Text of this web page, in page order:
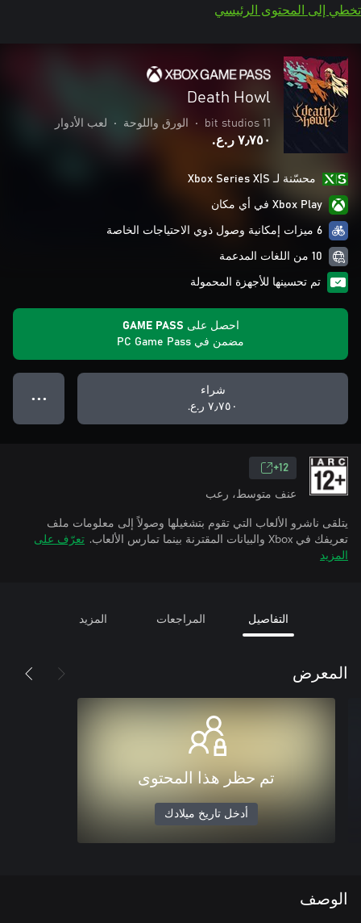
تخطي إلى المحتوى الرئيسي
Death Howl
11 bit studios
• الورق واللوحة • لعب الأدوار
٧٫٧٥٠ ر.ع.‏
محسّنة لـ Xbox Series X|S
Xbox Play في أي مكان
6 ميزات إمكانية وصول ذوي الاحتياجات الخاصة
10 من اللغات المدعمة
تم تحسينها للأجهزة المحمولة
احصل على GAME PASS
مضمن في PC Game Pass
شراء
٧٫٧٥٠ ر.ع.‏
● ● ●
12+
عنف متوسط، رعب
يتلقى ناشرو الألعاب التي تقوم بتشغيلها وصولاً إلى معلومات ملف
تعريفك في Xbox والبيانات المقترنة بينما تمارس الألعاب.
تعرّف على
المزيد
التفاصيل المراجعات المزيد
المعرض
تم حظر هذا المحتوى
أدخل تاريخ ميلادك
الوصف